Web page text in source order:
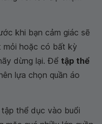
khi bạn cảm giác sẽ
mỏi hoặc có bất kỳ
dừng lại. Để tập thể
lựa chọn quần áo
thể dục vào buổi